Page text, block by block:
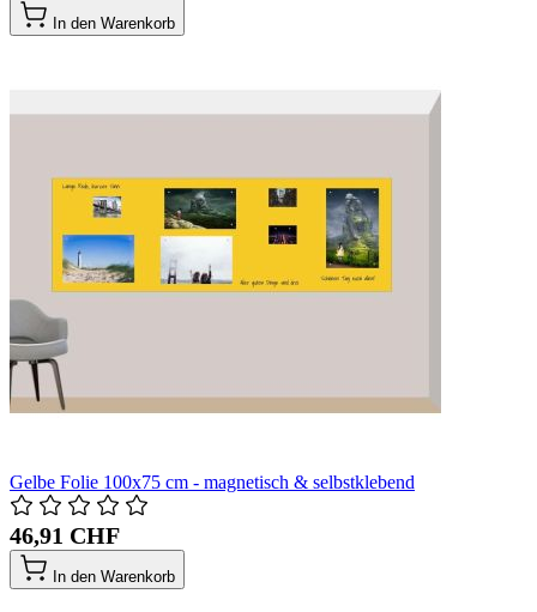
In den Warenkorb
Gelbe Folie 100x75 cm - magnetisch & selbstklebend
46,91 CHF
In den Warenkorb